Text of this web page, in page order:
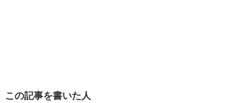
この記事を書いた人